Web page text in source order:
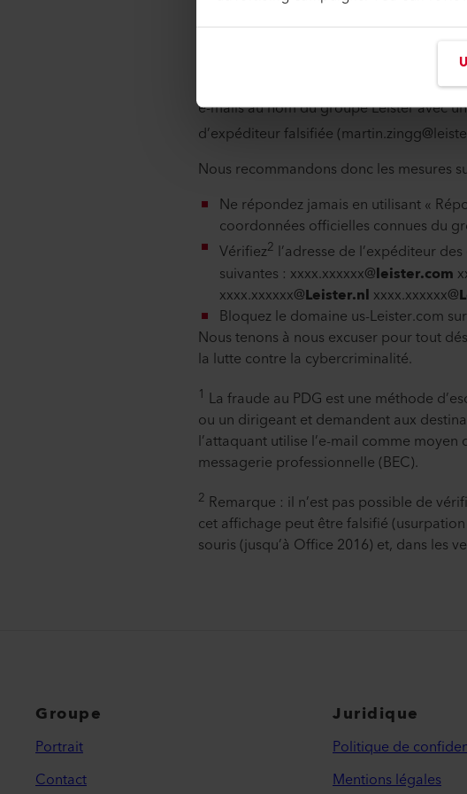
l’incident de sécurité
Des personnes inconnues ont
e-mails au nom du groupe Leister avec
d’expéditeur falsifiée
Nous recommandons donc les mesures
Ne répondez jamais en utilisant «
coordonnées officielles connues du
Vérifiez2 l’adresse de l’expéditeur
suivantes : xxxx.xxxxxx@leister.com
xxxx.xxxxxx@Leister.nl xxxx.xxxxxx@
Bloquez le domaine us-Leister.com
Nous tenons à nous excuser pour tout
la lutte contre la cybercriminalité.
1 La fraude au PDG est une méthode
ou un dirigeant et demandent aux
l’attaquant utilise l’e-mail comme
messagerie professionnelle (BEC).
2 Remarque : il n’est pas possible de
cet affichage peut être falsifié
souris (jusqu’à Office 2016) et, dans les
Groupe
Portrait
Contact
Juridique
Politique de
Mentions légales